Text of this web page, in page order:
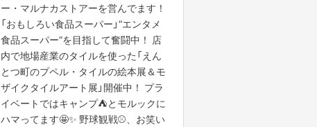
ー・マルナカストアーを営んでます！
「おもしろい食品スーパー」“エンタメ
食品スーパー”を目指して奮闘中！ 店
内で地場産業のタイルを使った「えん
とつ町のプペル・タイルの絵本展＆モ
ザイクタイルアート展」開催中！ プラ
イベートではキャンプ⛺️とモルックに
ハマってます🤩✨ 野球観戦⚾️、お笑い